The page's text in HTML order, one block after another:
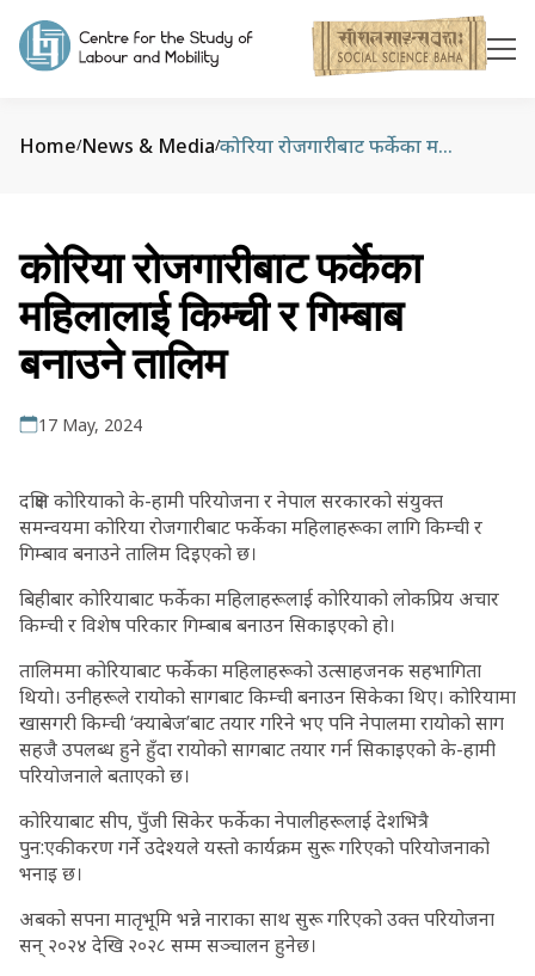
Home/News & Media/ कोरिया रोजगारीबाट फर्केका महिलालाई किम्ची र गिम्बाब बनाउने तालिम
कोरिया रोजगारीबाट फर्केका
महिलालाई किम्ची र गिम्बाब
बनाउने तालिम
17 May, 2024
दक्षिण कोरियाको के-हामी परियोजना र नेपाल सरकारको संयुक्त
समन्वयमा कोरिया रोजगारीबाट फर्केका महिलाहरूका लागि किम्ची र
गिम्बाव बनाउने तालिम दिइएको छ।
बिहीबार कोरियाबाट फर्केका महिलाहरूलाई कोरियाको लोकप्रिय अचार
किम्ची र विशेष परिकार गिम्बाब बनाउन सिकाइएको हो।
तालिममा कोरियाबाट फर्केका महिलाहरूको उत्साहजनक सहभागिता
थियो। उनीहरूले रायोको सागबाट किम्ची बनाउन सिकेका थिए। कोरियामा
खासगरी किम्ची ‘क्याबेज’बाट तयार गरिने भए पनि नेपालमा रायोको साग
सहजै उपलब्ध हुने हुँदा रायोको सागबाट तयार गर्न सिकाइएको के-हामी
परियोजनाले बताएको छ।
कोरियाबाट सीप, पुँजी सिकेर फर्केका नेपालीहरूलाई देशभित्रै
पुन:एकीकरण गर्ने उदेश्यले यस्तो कार्यक्रम सुरू गरिएको परियोजनाको
भनाइ छ।
अबको सपना मातृभूमि भन्ने नाराका साथ सुरू गरिएको उक्त परियोजना
सन् २०२४ देखि २०२८ सम्म सञ्चालन हुनेछ।